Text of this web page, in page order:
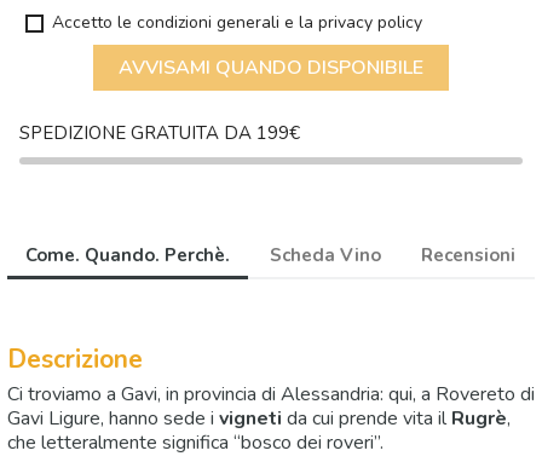
Accetto le condizioni generali e la privacy policy
AVVISAMI QUANDO DISPONIBILE
SPEDIZIONE GRATUITA DA 199€
Come. Quando. Perchè. Scheda Vino Recensioni
Descrizione
Ci troviamo a Gavi, in provincia di Alessandria: qui, a Rovereto di
Gavi Ligure, hanno sede i vigneti da cui prende vita ilRugrè,
che letteralmente significa “bosco dei roveri”.